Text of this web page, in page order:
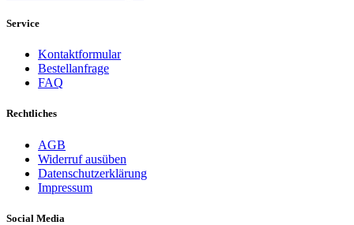
Service
Kontaktformular
Bestellanfrage
FAQ
Rechtliches
AGB
Widerruf ausüben
Datenschutzerklärung
Impressum
Social Media